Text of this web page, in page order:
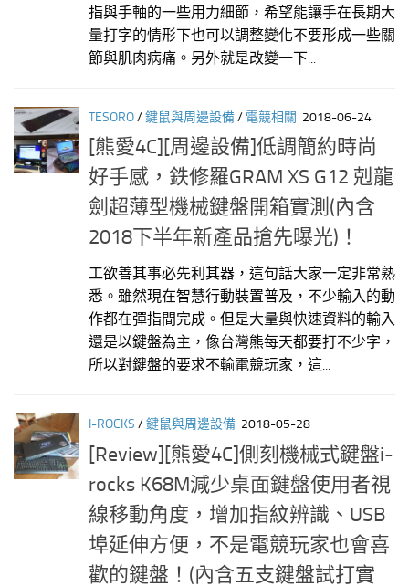
指與手軸的一些用力細節，希望能讓手在長期大
量打字的情形下也可以調整變化不要形成一些關
節與肌肉病痛。另外就是改變一下...
TESORO/鍵鼠與周邊設備/ 電競相關 2018-06-24
[熊愛4C][周邊設備]低調簡約時尚
好手感，鉄修羅GRAM XS G12 剋龍
劍超薄型機械鍵盤開箱實測(內含
2018下半年新產品搶先曝光)！
工欲善其事必先利其器，這句話大家一定非常熟
悉。雖然現在智慧行動裝置普及，不少輸入的動
作都在彈指間完成。但是大量與快速資料的輸入
還是以鍵盤為主，像台灣熊每天都要打不少字，
所以對鍵盤的要求不輸電競玩家，這...
I-ROCKS /鍵鼠與周邊設備 2018-05-28
[Review][熊愛4C]側刻機械式鍵盤i-
rocks K68M減少桌面鍵盤使用者視
線移動角度，增加指紋辨識、USB
埠延伸方便，不是電競玩家也會喜
歡的鍵盤！(內含五支鍵盤試打實